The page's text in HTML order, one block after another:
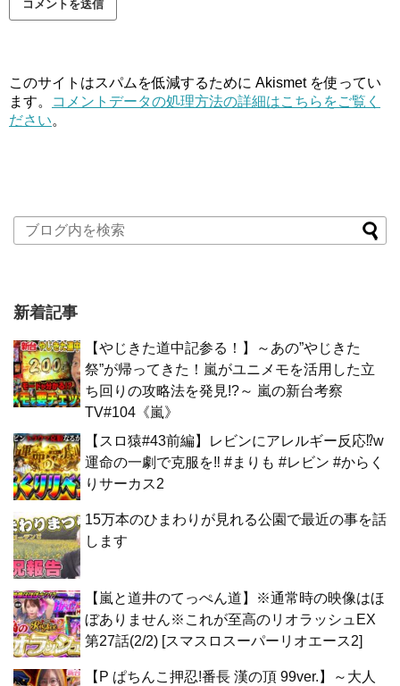
このサイトはスパムを低減するために Akismet を使ってい
ます。
コメントデータの処理方法の詳細はこちらをご覧く
ださい。
新着記事
【やじきた道中記参る！】～あの”やじきた
祭”が帰ってきた！嵐がユニメモを活用した立
ち回りの攻略法を発見!?～ 嵐の新台考察
TV#104《嵐》
【スロ猿#43前編】レビンにアレルギー反応⁉w
運命の一劇で克服を‼ #まりも #レビン #からく
りサーカス2
15万本のひまわりが見れる公園で最近の事を話
します
【嵐と道井のてっぺん道】※通常時の映像はほ
ぼありません※これが至高のリオラッシュEX
第27話(2/2) [スマスロスーパーリオエース2]
【P ぱちんこ押忍!番長 漢の頂 99ver.】～大人